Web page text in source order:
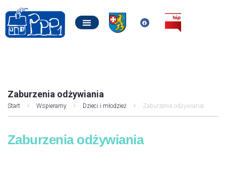
Zaburzenia odżywiania
Start Wspieramy Dzieci i młodzież Zaburzenia odżywiania
Zaburzenia odżywiania